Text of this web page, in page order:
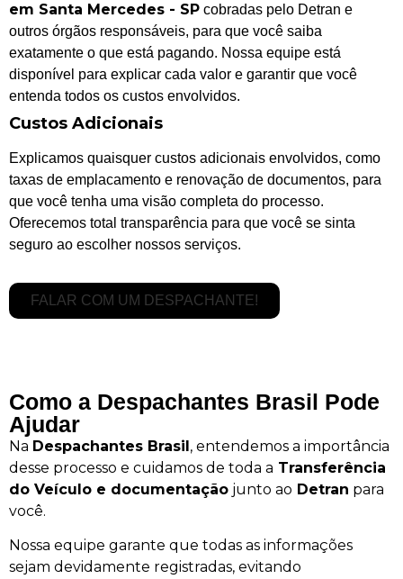
em Santa Mercedes - SP cobradas pelo Detran e
outros órgãos responsáveis, para que você saiba
exatamente o que está pagando. Nossa equipe está
disponível para explicar cada valor e garantir que você
entenda todos os custos envolvidos.
Custos Adicionais
Explicamos quaisquer custos adicionais envolvidos, como
taxas de emplacamento e renovação de documentos, para
que você tenha uma visão completa do processo.
Oferecemos total transparência para que você se sinta
seguro ao escolher nossos serviços.
FALAR COM UM DESPACHANTE!
Como a Despachantes Brasil Pode
Ajudar
Na Despachantes Brasil, entendemos a importância
desse processo e cuidamos de toda a Transferência
do Veículo e documentação junto ao Detran para
você.
Nossa equipe garante que todas as informações
sejam devidamente registradas, evitando